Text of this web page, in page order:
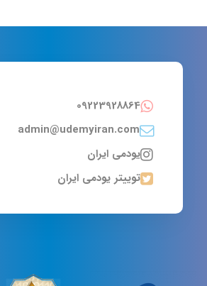
09223928864
admin@udemyiran.com
یودمی ایران
توییتر یودمی ایران